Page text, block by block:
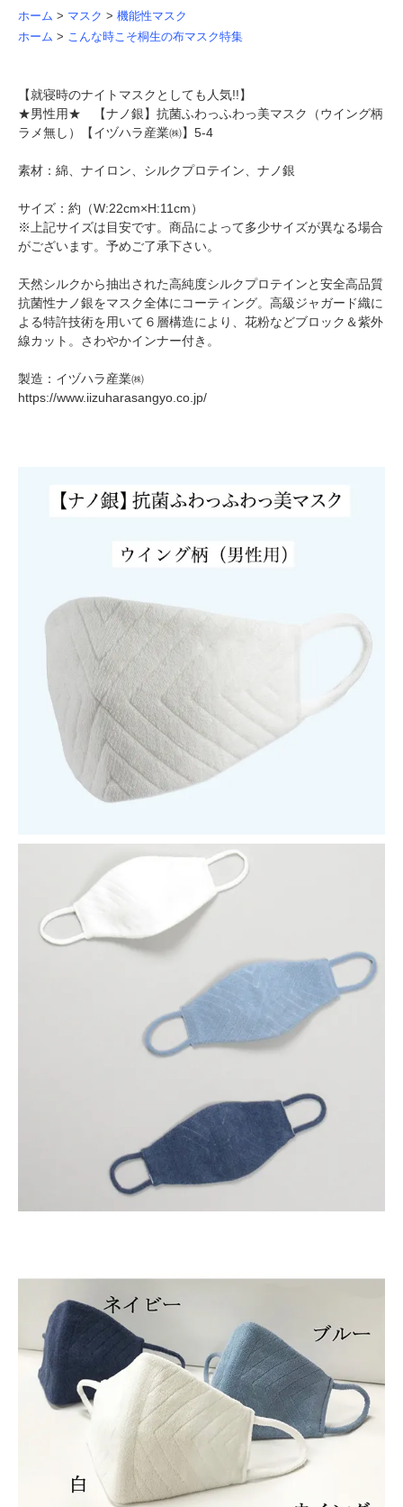
ホーム > マスク > 機能性マスク
ホーム > こんな時こそ桐生の布マスク特集
【就寝時のナイトマスクとしても人気!!】
★男性用★ 【ナノ銀】抗菌ふわっふわっ美マスク（ウイング柄
ラメ無し）【イヅハラ産業㈱】5-4
素材：綿、ナイロン、シルクプロテイン、ナノ銀
サイズ：約（W:22cm×H:11cm）
※上記サイズは目安です。商品によって多少サイズが異なる場合
がございます。予めご了承下さい。
天然シルクから抽出された高純度シルクプロテインと安全高品質
抗菌性ナノ銀をマスク全体にコーティング。高級ジャガード織に
よる特許技術を用いて６層構造により、花粉などブロック＆紫外
線カット。さわやかインナー付き。
製造：イヅハラ産業㈱
https://www.iizuharasangyo.co.jp/